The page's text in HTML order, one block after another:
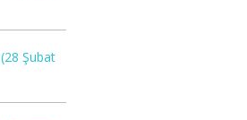
(28 Şubat